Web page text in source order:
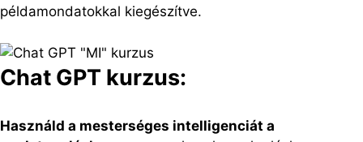
példamondatokkal kiegészítve.
Chat GPT kurzus:
Használd a mesterséges intelligenciát a